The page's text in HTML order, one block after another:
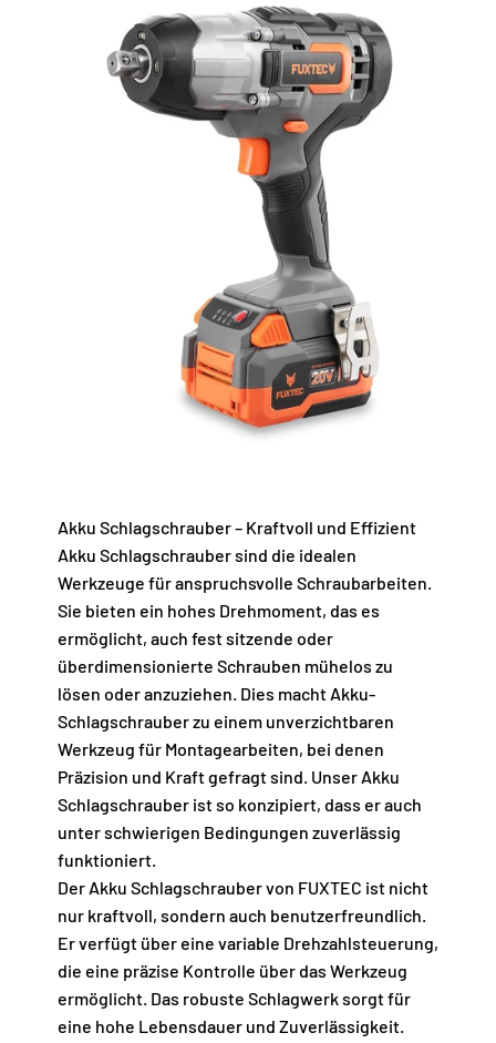
Akku Schlagschrauber – Kraftvoll und Effizient
Akku Schlagschrauber sind die idealen
Werkzeuge für anspruchsvolle Schraubarbeiten.
Sie bieten ein hohes Drehmoment, das es
ermöglicht, auch fest sitzende oder
überdimensionierte Schrauben mühelos zu
lösen oder anzuziehen. Dies macht Akku-
Schlagschrauber zu einem unverzichtbaren
Werkzeug für Montagearbeiten, bei denen
Präzision und Kraft gefragt sind. Unser Akku
Schlagschrauber ist so konzipiert, dass er auch
unter schwierigen Bedingungen zuverlässig
funktioniert.
Der Akku Schlagschrauber von FUXTEC ist nicht
nur kraftvoll, sondern auch benutzerfreundlich.
Er verfügt über eine variable Drehzahlsteuerung,
die eine präzise Kontrolle über das Werkzeug
ermöglicht. Das robuste Schlagwerk sorgt für
eine hohe Lebensdauer und Zuverlässigkeit.